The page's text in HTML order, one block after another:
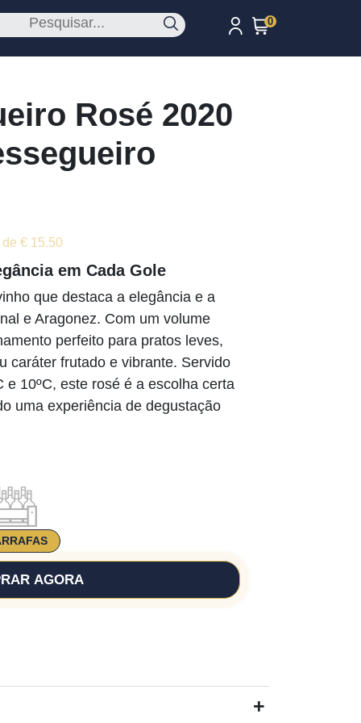
0
Rosé 2020
€ 15.50
em Cada Gole
que destaca a elegância e a
e Aragonez. Com um volume
perfeito para pratos leves,
caráter frutado e vibrante. Servido
10ºC, este rosé é a escolha certa
uma experiência de degustação
AGORA
+